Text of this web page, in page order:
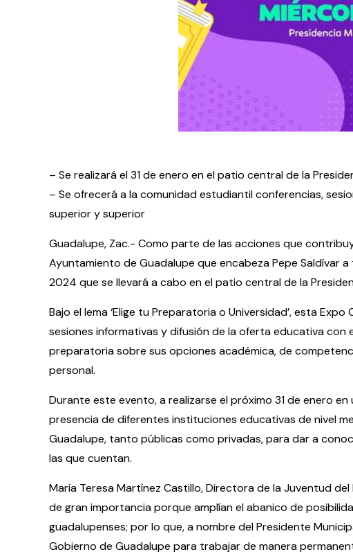
– Se realizará el 31 de enero en el patio central de la
– Se ofrecerá a la comunidad estudiantil conferencias,
superior y superior
Guadalupe, Zac.- Como parte de las acciones que
Ayuntamiento de Guadalupe que encabeza Pepe Saldívar
2024 que se llevará a cabo en el patio central de la
Bajo el lema ‘Elige tu Preparatoria o Universidad’, esta
sesiones informativas y difusión de la oferta educativa
preparatoria sobre sus opciones académica, de
personal.
Durante este evento, a realizarse el próximo 31 de enero
presencia de diferentes instituciones educativas de nivel
Guadalupe, tanto públicas como privadas, para dar a
las que cuentan.
María Teresa Martínez Castillo, Directora de la Juventud
de gran importancia porque amplían el abanico de
guadalupenses; por lo que, a nombre del Presidente
Gobierno de Guadalupe para trabajar de manera